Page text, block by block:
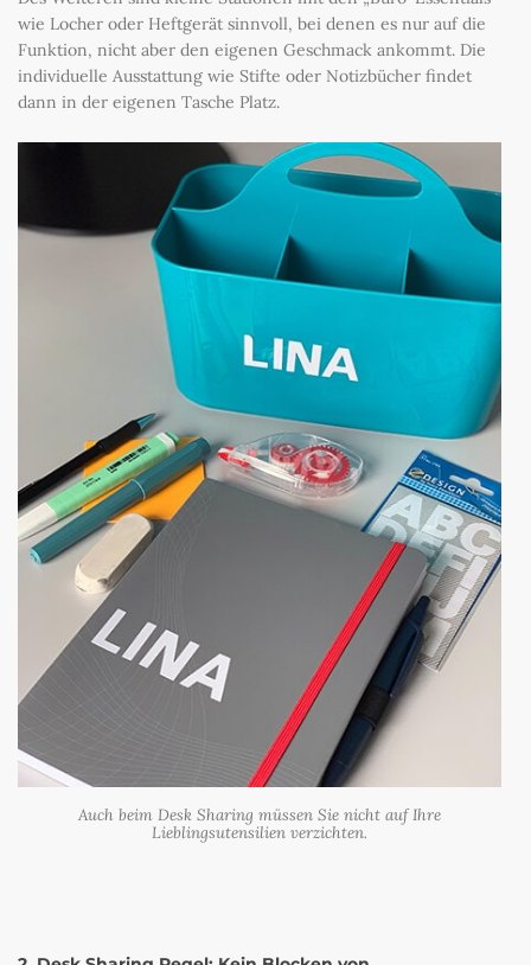
wie Locher oder Heftgerät sinnvoll, bei denen es nur auf die
Funktion, nicht aber den eigenen Geschmack ankommt. Die
individuelle Ausstattung wie Stifte oder Notizbücher findet
dann in der eigenen Tasche Platz.
Auch beim Desk Sharing müssen Sie nicht auf Ihre
Lieblingsutensilien verzichten.